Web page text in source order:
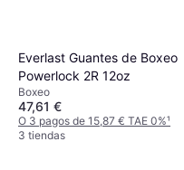
Everlast Guantes de Boxeo
Powerlock 2R 12oz
Boxeo
47,61 €
O 3 pagos de 15,87 € TAE 0%¹
3 tiendas